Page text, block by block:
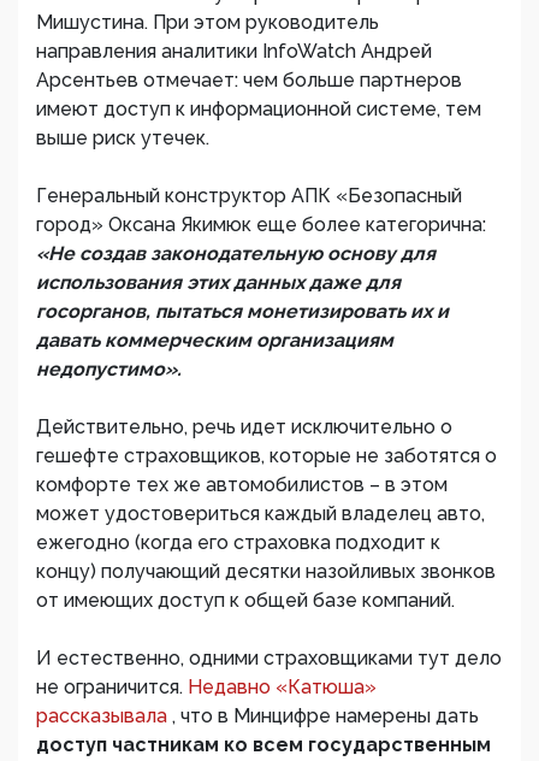
Мишустина. При этом руководитель
направления аналитики InfoWatch Андрей
Арсентьев отмечает: чем больше партнеров
имеют доступ к информационной системе, тем
выше риск утечек.
Генеральный конструктор АПК «Безопасный
город» Оксана Якимюк еще более категорична:
«Не создав законодательную основу для
использования этих данных даже для
госорганов, пытаться монетизировать их и
давать коммерческим организациям
недопустимо».
Действительно, речь идет исключительно о
гешефте страховщиков, которые не заботятся о
комфорте тех же автомобилистов – в этом
может удостовериться каждый владелец авто,
ежегодно (когда его страховка подходит к
концу) получающий десятки назойливых звонков
от имеющих доступ к общей базе компаний.
И естественно, одними страховщиками тут дело
не ограничится. Недавно «Катюша»
рассказывала , что в Минцифре намерены дать
доступ частникам ко всем государственным